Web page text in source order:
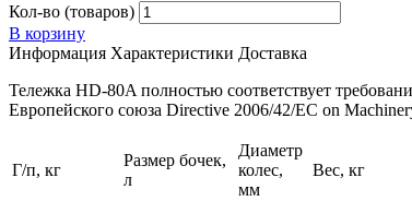
Кол-во (товаров)
В корзину
Информация Характеристики Доставка
Тележка HD-80A полностью соответствует
Европейского союза Directive 2006/42/EC on
Г/п, кг
Размер бочек,
л
Диаметр
колес,
мм
Вес, кг